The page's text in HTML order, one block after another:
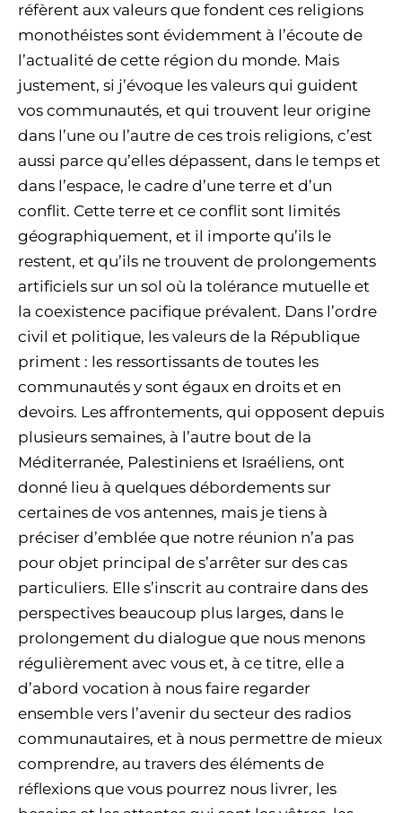
réfèrent aux valeurs que fondent ces religions
monothéistes sont évidemment à l’écoute de
l’actualité de cette région du monde. Mais
justement, si j’évoque les valeurs qui guident
vos communautés, et qui trouvent leur origine
dans l’une ou l’autre de ces trois religions, c’est
aussi parce qu’elles dépassent, dans le temps et
dans l’espace, le cadre d’une terre et d’un
conflit. Cette terre et ce conflit sont limités
géographiquement, et il importe qu’ils le
restent, et qu’ils ne trouvent de prolongements
artificiels sur un sol où la tolérance mutuelle et
la coexistence pacifique prévalent. Dans l’ordre
civil et politique, les valeurs de la République
priment : les ressortissants de toutes les
communautés y sont égaux en droits et en
devoirs. Les affrontements, qui opposent depuis
plusieurs semaines, à l’autre bout de la
Méditerranée, Palestiniens et Israéliens, ont
donné lieu à quelques débordements sur
certaines de vos antennes, mais je tiens à
préciser d’emblée que notre réunion n’a pas
pour objet principal de s’arrêter sur des cas
particuliers. Elle s’inscrit au contraire dans des
perspectives beaucoup plus larges, dans le
prolongement du dialogue que nous menons
régulièrement avec vous et, à ce titre, elle a
d’abord vocation à nous faire regarder
ensemble vers l’avenir du secteur des radios
communautaires, et à nous permettre de mieux
comprendre, au travers des éléments de
réflexions que vous pourrez nous livrer, les